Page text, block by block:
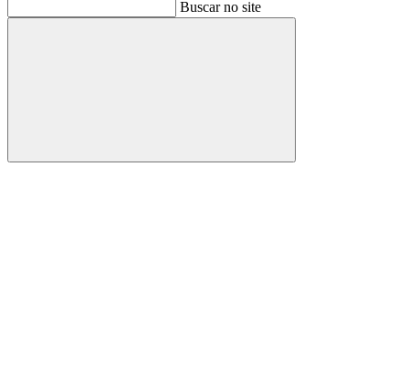
Buscar no site
Buscar